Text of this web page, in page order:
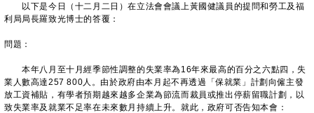
以下是今日（十二月二日）在立法會會議上黃國健議員的提問和勞工及福
利局局長羅致光博士的答覆：
問題：
本年八月至十月經季節性調整的失業率為16年來最高的百分之六點四，失
業人數高達257 800人。由於政府由本月起不再透過「保就業」計劃向僱主發
放工資補貼，有學者預期越來越多企業為節流而裁員或推出停薪留職計劃，以
致失業率及就業不足率在未來數月持續上升。就此，政府可否告知本會：